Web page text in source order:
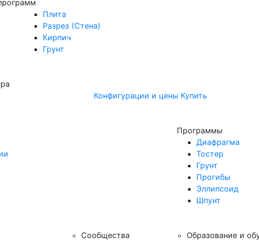
Плита
Разрез (Стена)
Кирпич
Грунт
Конфигурации и цены Купить
Программы
Диафрагма
Тостер
Грунт
Прогибы
Эллипсоид
Шпунт
Сообщества
Образование и